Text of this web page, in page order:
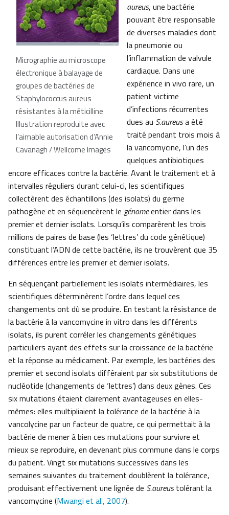
Micrographie au microscope
électronique à balayage de
groupes de bactéries de
Staphylococcus aureus
résistantes à la méticilline
Illustration reproduite avec
l’aimable autorisation d’Annie
Cavanagh / Wellcome Images
aureus, une bactérie
pouvant être responsable
de diverses maladies dont
la pneumonie ou
l’inflammation de valvule
cardiaque. Dans une
expérience in vivo rare, un
patient victime
d’infections récurrentes
dues au S.aureusa été
traité pendant trois mois à
la vancomycine, l’un des
quelques antibiotiques
encore efficaces contre la bactérie. Avant le traitement et à
intervalles réguliers durant celui-ci, les scientifiques
collectèrent des échantillons (des isolats) du germe
pathogène et en séquencèrent le génomeentier dans les
premier et dernier isolats. Lorsqu’ils comparèrent les trois
millions de paires de base (les ‘lettres’ du code génétique)
constituant l’ADN de cette bactérie, ils ne trouvèrent que 35
différences entre les premier et dernier isolats.
En séquençant partiellement les isolats intermédiaires, les
scientifiques déterminèrent l’ordre dans lequel ces
changements ont dû se produire. En testant la résistance de
la bactérie à la vancomycine in vitro dans les différents
isolats, ils purent corréler les changements génétiques
particuliers ayant des effets sur la croissance de la bactérie
et la réponse au médicament. Par exemple, les bactéries des
premier et second isolats différaient par six substitutions de
nucléotide (changements de ‘lettres’) dans deux gènes. Ces
six mutations étaient clairement avantageuses en elles-
mêmes: elles multipliaient la tolérance de la bactérie à la
vancolycine par un facteur de quatre, ce qui permettait à la
bactérie de mener à bien ces mutations pour survivre et
mieux se reproduire, en devenant plus commune dans le corps
du patient. Vingt six mutations successives dans les
semaines suivantes du traitement doublèrent la tolérance,
produisant effectivement une lignée de S.aureustolérant la
vancomycine (Mwangi et al., 2007).